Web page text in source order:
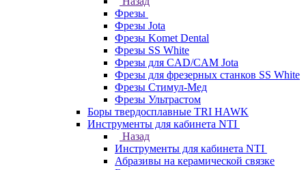
Фрезы
Фрезы Jota
Фрезы Komet Dental
Фрезы SS White
Фрезы для CAD/CAM Jota
Фрезы для фрезерных станков SS White
Фрезы Стимул-Мед
Фрезы Ультрастом
Боры твердосплавные TRI HAWK
Инструменты для кабинета NTI
Назад
Инструменты для кабинета NTI
Абразивы на керамической связке